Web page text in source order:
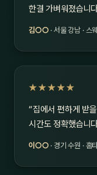
한결 가벼워졌습니
김○○ · 서울 강남 · 스
★★★★★
“집에서 편하게 받
시간도 정확했습니
이○○ · 경기 수원 · 홈